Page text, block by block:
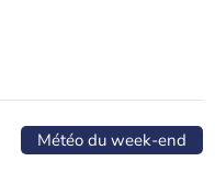
Météo du week-end